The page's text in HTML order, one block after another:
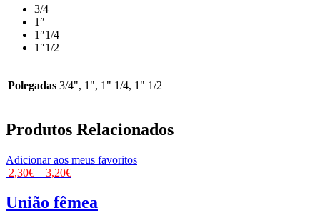
3/4
1″
1″1/4
1″1/2
Polegadas 3/4", 1", 1" 1/4, 1" 1/2
Produtos Relacionados
Adicionar aos meus favoritos
2,30€ – 3,20€
União fêmea